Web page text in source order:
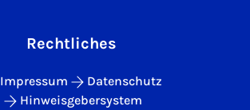
Rechtliches
Impressum
Datenschutz
Hinweisgebersystem